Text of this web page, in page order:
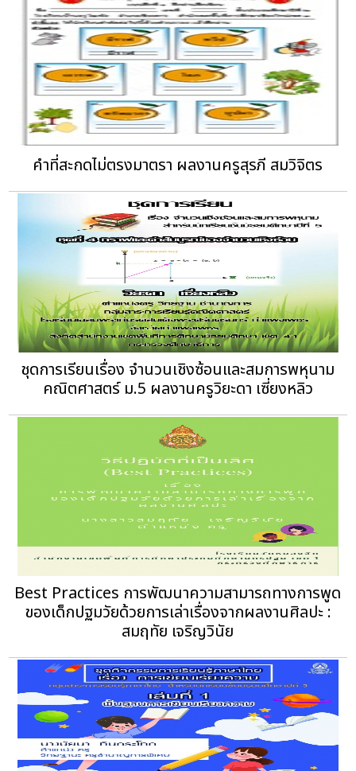
คำที่สะกดไม่ตรงมาตรา ผลงานครูสุรภี สมวิจิตร
ชุดการเรียนเรื่อง จำนวนเชิงซ้อนและสมการพหุนาม
คณิตศาสตร์ ม.5 ผลงานครูวิยะดา เซี่ยงหลิว
Best Practices การพัฒนาความสามารถทางการพูด
ของเด็กปฐมวัยด้วยการเล่าเรื่องจากผลงานศิลปะ :
สมฤทัย เจริญวินัย